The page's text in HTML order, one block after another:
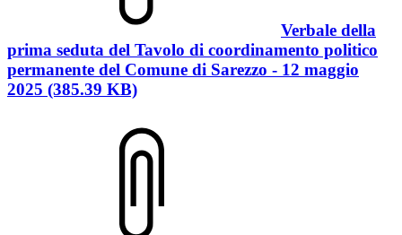
Verbale della
prima seduta del Tavolo di coordinamento politico
permanente del Comune di Sarezzo - 12 maggio
2025 (385.39 KB)